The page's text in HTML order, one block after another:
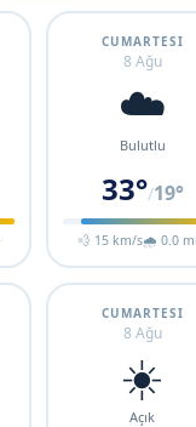
CUMARTESI
8 Ağu
☁️
Bulutlu
33°/19°
💨 15 km/s🌧 0.0
CUMARTESI
8 Ağu
☀️
Açık